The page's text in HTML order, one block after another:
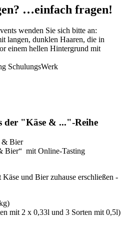
…einfach fragen!
wenden Sie sich bitte an:
SchulungsWerk
der "Käse & ..."-Reihe
Bier“ mit Online-Tasting
und Bier zuhause erschließen -
mit 2 x 0,33l und 3 Sorten mit 0,5l)